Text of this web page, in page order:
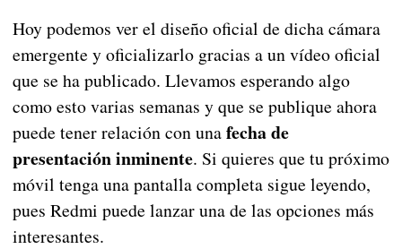
Hoy podemos ver el diseño oficial de dicha cámara
emergente y oficializarlo gracias a un vídeo oficial
que se ha publicado. Llevamos esperando algo
como esto varias semanas y que se publique ahora
puede tener relación con unafecha de
presentación inminente. Si quieres que tu próximo
móvil tenga una pantalla completa sigue leyendo,
pues Redmi puede lanzar una de las opciones más
interesantes.